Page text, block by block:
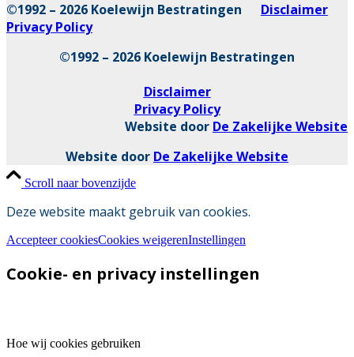
©1992 – 2026 Koelewijn Bestratingen Disclaimer
Privacy Policy
©1992 – 2026 Koelewijn Bestratingen
Disclaimer
Privacy Policy
Website door De Zakelijke Website
Website door De Zakelijke Website
Scroll naar bovenzijde
Deze website maakt gebruik van cookies.
Accepteer cookiesCookies weigerenInstellingen
Cookie- en privacy instellingen
Hoe wij cookies gebruiken